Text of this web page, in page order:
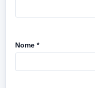
Nome *